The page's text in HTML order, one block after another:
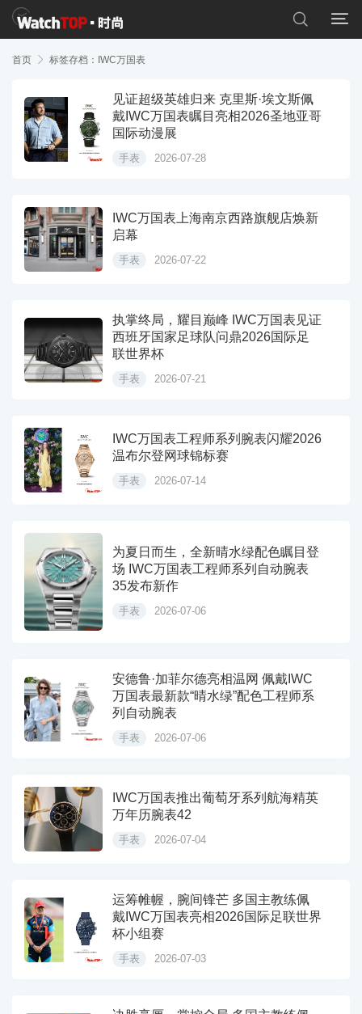


首页  标签存档：IWC万国表
见证超级英雄归来 克里斯·埃文斯佩
戴IWC万国表瞩目亮相2026圣地亚哥
国际动漫展
手表 2026-07-28
IWC万国表上海南京西路旗舰店焕新
启幕
手表 2026-07-22
执掌终局，耀目巅峰 IWC万国表见证
西班牙国家足球队问鼎2026国际足
联世界杯
手表 2026-07-21
IWC万国表工程师系列腕表闪耀2026
温布尔登网球锦标赛
手表 2026-07-14
为夏日而生，全新晴水绿配色瞩目登
场 IWC万国表工程师系列自动腕表
35发布新作
手表 2026-07-06
安德鲁·加菲尔德亮相温网 佩戴IWC
万国表最新款“晴水绿”配色工程师系
列自动腕表
手表 2026-07-06
IWC万国表推出葡萄牙系列航海精英
万年历腕表42
手表 2026-07-04
运筹帷幄，腕间锋芒 多国主教练佩
戴IWC万国表亮相2026国际足联世界
杯小组赛
手表 2026-07-03